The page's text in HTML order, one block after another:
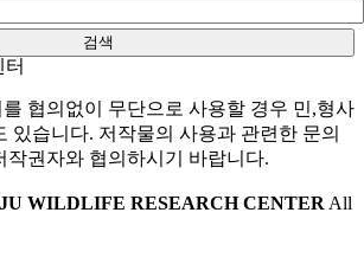
협의없이 무단으로 사용할 경우 민,형사
있습니다. 저작물의 사용과 관련한 문의
작권자와 협의하시기 바랍니다.
WILDLIFE RESEARCH CENTER All